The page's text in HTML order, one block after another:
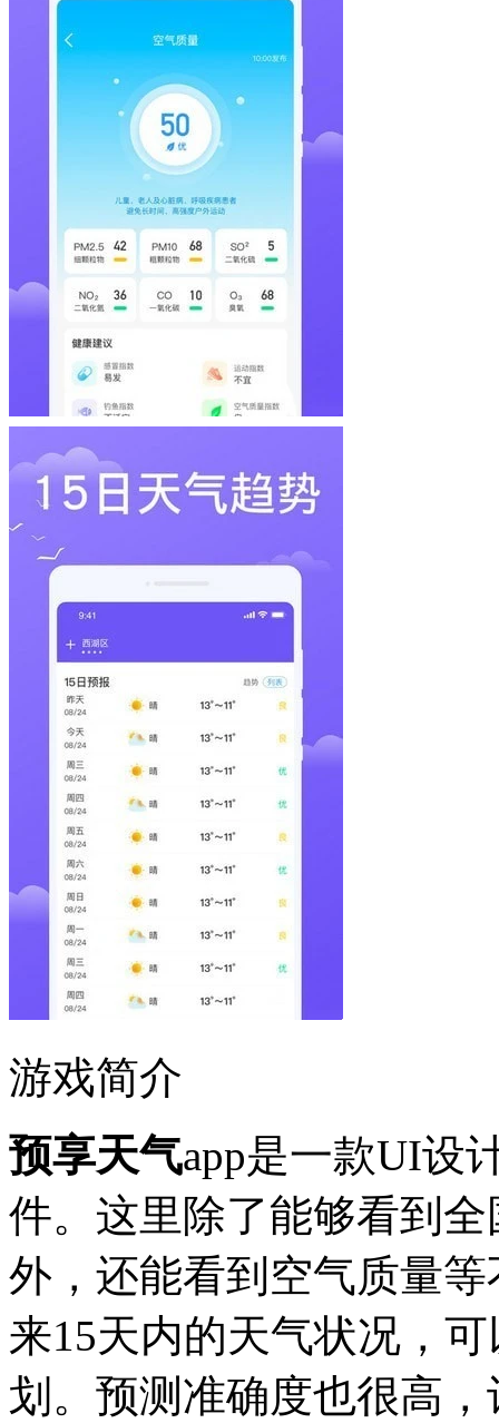
游戏简介
预享天气app是一款UI设
件。这里除了能够看到
外，还能看到空气质量
来15天内的天气状况，
划。预测准确度也很高